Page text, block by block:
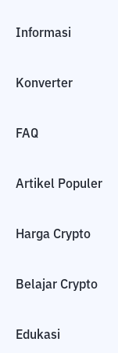
Informasi
Konverter
FAQ
Artikel Populer
Harga Crypto
Belajar Crypto
Edukasi